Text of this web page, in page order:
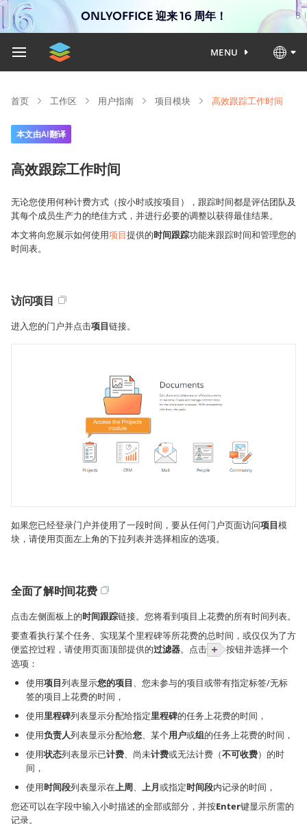
ONLYOFFICE 迎来 16 周年！
MENU
首页 工作区 用户指南 项目模块 高效跟踪工作时间
本文由AI翻译
高效跟踪工作时间
无论您使用何种计费方式（按小时或按项目），跟踪时间都是评估团队及
其每个成员生产力的绝佳方式，并进行必要的调整以获得最佳结果。
本文将向您展示如何使用项目提供的时间跟踪功能来跟踪时间和管理您的
时间表。
访问项目
进入您的门户并点击项目链接。
如果您已经登录门户并使用了一段时间，要从任何门户页面访问项目模
块，请使用页面左上角的下拉列表并选择相应的选项。
全面了解时间花费
点击左侧面板上的时间跟踪链接。您将看到项目上花费的所有时间列表。
要查看执行某个任务、实现某个里程碑等所花费的总时间，或仅仅为了方
便监控过程，请使用页面顶部提供的过滤器。点击
按钮并选择一个
选项：
使用项目列表显示您的项目、您未参与的项目或带有指定标签/无标
签的项目上花费的时间，
使用里程碑列表显示分配给指定里程碑的任务上花费的时间，
使用负责人列表显示分配给您、某个用户或组的任务上花费的时间，
使用状态列表显示已计费、尚未计费或无法计费（不可收费）的时
间，
使用时间段列表显示在上周、 上月或指定时间段内记录的时间，
您还可以在字段中输入小时描述的全部或部分，并按Enter键显示所需的
记录。